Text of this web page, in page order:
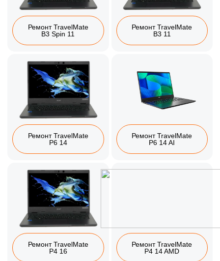
Ремонт TravelMate
B3 Spin 11
Ремонт TravelMate
B3 11
Ремонт TravelMate
P6 14
Ремонт TravelMate
P6 14 AI
Ремонт TravelMate
P4 16
Ремонт TravelMate
P4 14 AMD